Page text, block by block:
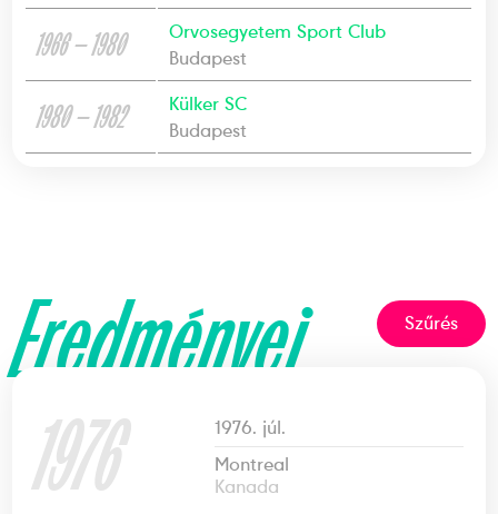
1966 — 1980
Orvosegyetem Sport Club
Budapest
1980 — 1982
Külker SC
Budapest
Eredményei Szűrés
1976
1976. júl.
Montreal
Kanada